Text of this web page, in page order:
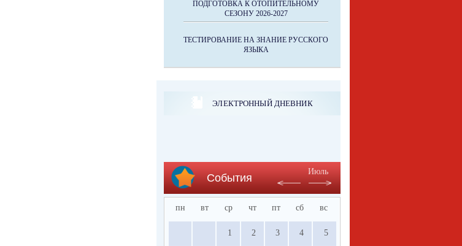
ПОДГОТОВКА К ОТОПИТЕЛЬНОМУ
СЕЗОНУ 2026-2027
ТЕСТИРОВАНИЕ НА ЗНАНИЕ РУССКОГО
ЯЗЫКА
ЭЛЕКТРОННЫЙ ДНЕВНИК
События
Июль
пн вт ср чт пт сб вс
1 2 3 4 5